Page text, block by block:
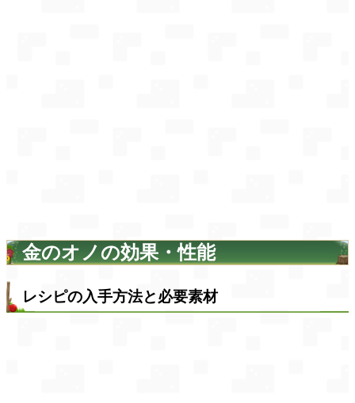
金のオノの効果・性能
レシピの入手方法と必要素材